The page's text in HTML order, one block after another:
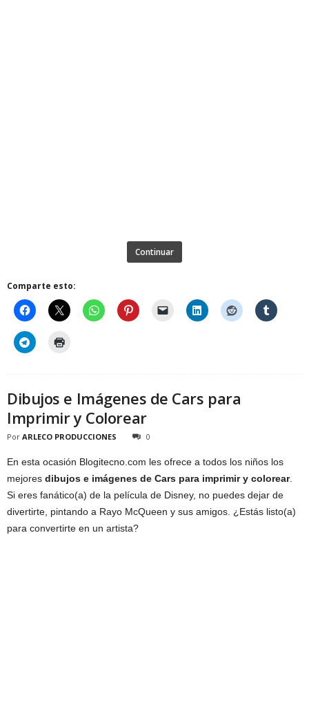
Continuar
Comparte esto:
Dibujos e Imágenes de Cars para
Imprimir y Colorear
Por ARLECO PRODUCCIONES 0
En esta ocasión Blogitecno.com les ofrece a todos los niños los
mejores dibujos e imágenes de Cars para imprimir y colorear.
Si eres fanático(a) de la película de Disney, no puedes dejar de
divertirte, pintando a Rayo McQueen y sus amigos. ¿Estás listo(a)
para convertirte en un artista?